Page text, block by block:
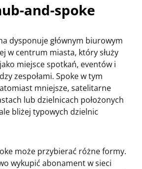
and-spoke
dysponuje głównym biurowym
w centrum miasta, który służy
miejsce spotkań, eventów i
zespołami. Spoke w tym
mniejsze, satelitarne
lub dzielnicach położonych
bliżej typowych dzielnic
może przybierać różne formy.
wykupić abonament w sieci